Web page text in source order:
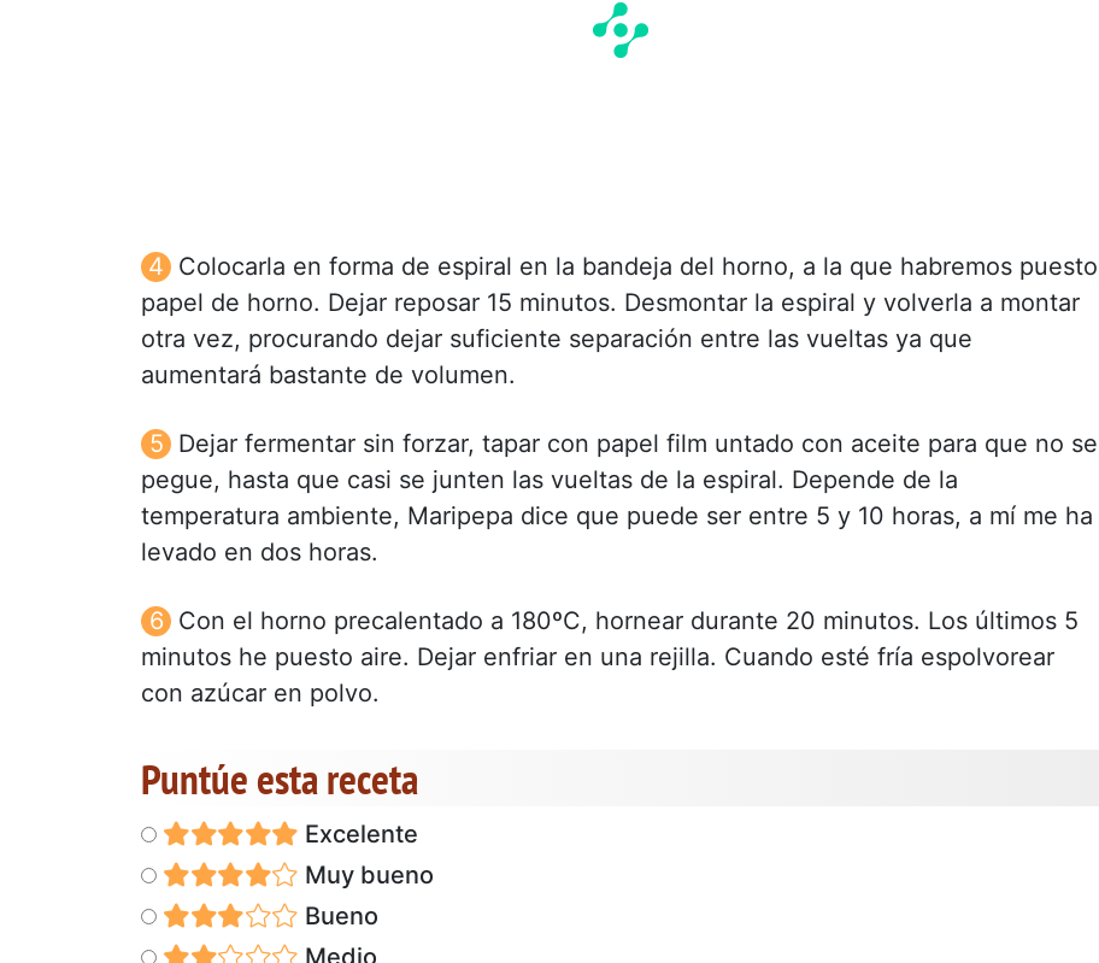
Colocarla en forma de espiral en la bandeja del horno, a la que habremos puesto
papel de horno. Dejar reposar 15 minutos. Desmontar la espiral y volverla a montar
otra vez, procurando dejar suficiente separación entre las vueltas ya que
aumentará bastante de volumen.
Dejar fermentar sin forzar, tapar con papel film untado con aceite para que no se
pegue, hasta que casi se junten las vueltas de la espiral. Depende de la
temperatura ambiente, Maripepa dice que puede ser entre 5 y 10 horas, a mí me ha
levado en dos horas.
Con el horno precalentado a 180ºC, hornear durante 20 minutos. Los últimos 5
minutos he puesto aire. Dejar enfriar en una rejilla. Cuando esté fría espolvorear
con azúcar en polvo.
Puntúe esta receta
Excelente
Muy bueno
Bueno
Medio